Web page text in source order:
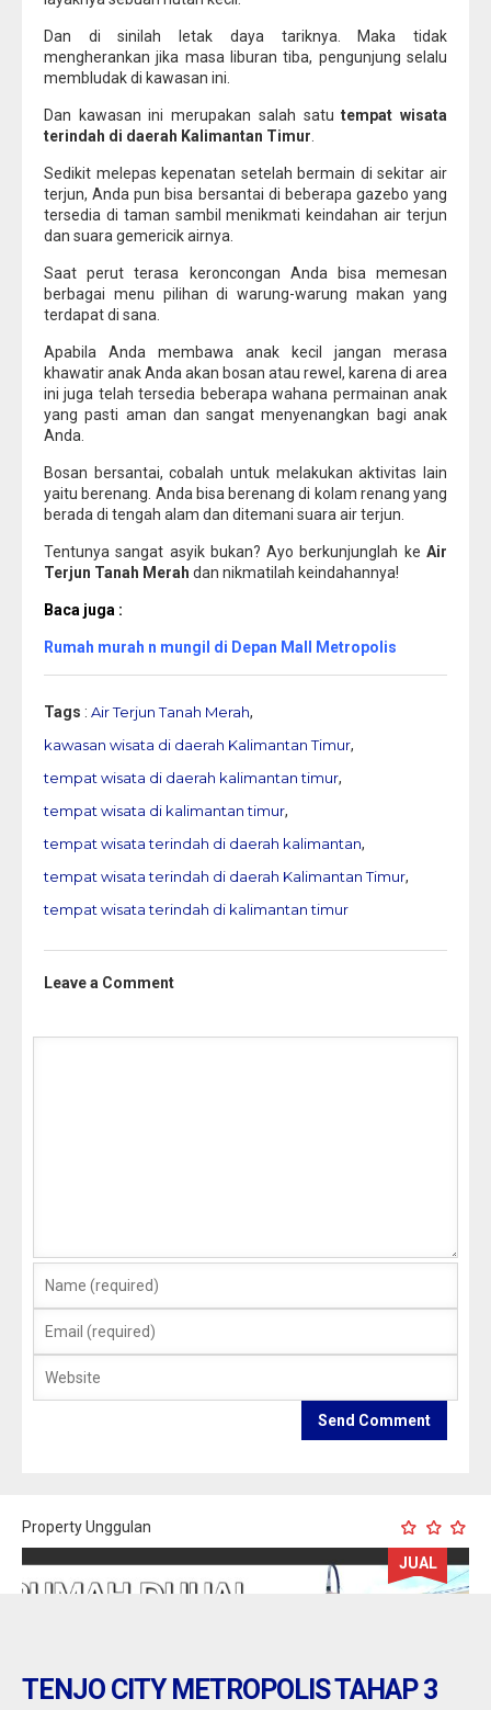
Dan di sinilah letak daya tariknya. Maka tidak
mengherankan jika masa liburan tiba, pengunjung selalu
membludak di kawasan ini.
Dan kawasan ini merupakan salah satutempat wisata
terindah di daerah Kalimantan Timur
Sedikit melepas kepenatan setelah bermain di sekitar air
terjun, Anda pun bisa bersantai di beberapa gazebo yang
tersedia di taman sambil menikmati keindahan air terjun
dan suara gemericik airnya.
Saat perut terasa keroncongan Anda bisa memesan
berbagai menu pilihan di warung-warung makan yang
terdapat di sana.
Apabila Anda membawa anak kecil jangan merasa
khawatir anak Anda akan bosan atau rewel, karena di area
ini juga telah tersedia beberapa wahana permainan anak
yang pasti aman dan sangat menyenangkan bagi anak
Anda.
Bosan bersantai, cobalah untuk melakukan aktivitas lain
yaitu berenang. Anda bisa berenang di kolam renang yang
berada di tengah alam dan ditemani suara air terjun.
Tentunya sangat asyik bukan? Ayo berkunjunglah ke Air
Terjun Tanah Merah dan nikmatilah keindahannya!
Baca juga :
Rumah murah n mungil di Depan Mall Metropolis
Tags : Air Terjun Tanah Merah,
kawasan wisata di daerah Kalimantan Timur,
tempat wisata di daerah kalimantan timur,
tempat wisata di kalimantan timur,
tempat wisata terindah di daerah kalimantan,
tempat wisata terindah di daerah Kalimantan Timur,
tempat wisata terindah di kalimantan timur
Leave a Comment
Property Unggulan
JUAL
TENJO CITY METROPOLIS TAHAP 3